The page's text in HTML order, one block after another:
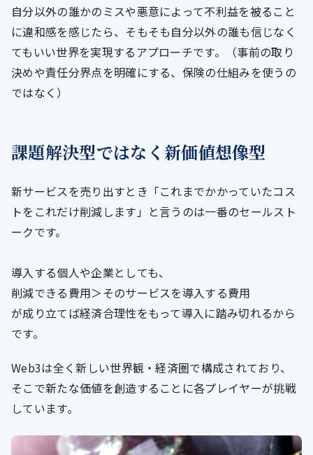
自分以外の誰かのミスや悪意によって不利益を被ること
に違和感を感じたら、そもそも自分以外の誰も信じなく
てもいい世界を実現するアプローチです。（事前の取り
決めや責任分界点を明確にする、保険の仕組みを使うの
ではなく）
課題解決型ではなく新価値想像型
新サービスを売り出すとき「これまでかかっていたコス
トをこれだけ削減します」と言うのは一番のセールスト
ークです。
導入する個人や企業としても、
削減できる費用＞そのサービスを導入する費用
が成り立てば経済合理性をもって導入に踏み切れるから
です。
Web3は全く新しい世界観・経済圏で構成されており、
そこで新たな価値を創造することに各プレイヤーが挑戦
しています。